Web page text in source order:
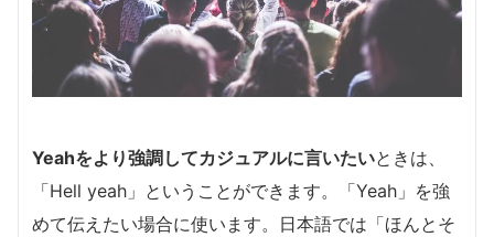
Yeahをより強調してカジュアルに言いたいときは、
「Hell yeah」ということができます。「Yeah」を強
めて伝えたい場合に使います。日本語では「ほんとそ